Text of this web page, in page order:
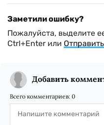
Заметили ошибку?
Пожалуйста, выделите
Ctrl+Enter или
Добавить
Всего комментариев: 0